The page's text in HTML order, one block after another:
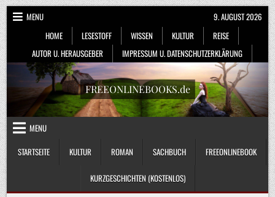
Skip
to
content
MENU
HOME
LESESTOFF WISSEN KULTUR
REISE
AUTOR U. HERAUSGEBER
IMPRESSUM U. DATENSCHUTZERKLÄRUNG
9. AUGUST 2026
FREEONLINEBOOKS.de
MENU
STARTSEITE
KULTUR ROMAN SACHBUCH FREEONLINEBOOK
KURZGESCHICHTEN (KOSTENLOS)